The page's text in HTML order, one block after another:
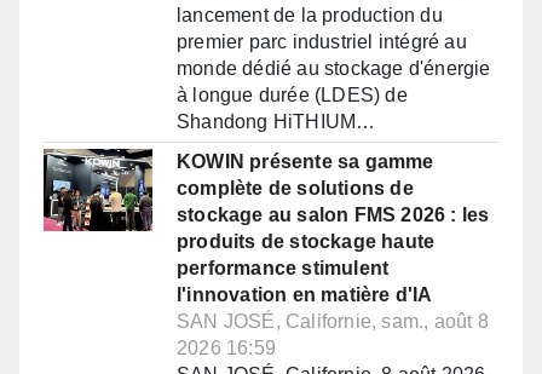
lancement de la production du
premier parc industriel intégré au
monde dédié au stockage d'énergie
à longue durée (LDES) de
Shandong HiTHIUM…
KOWIN présente sa gamme
complète de solutions de
stockage au salon FMS 2026 : les
produits de stockage haute
performance stimulent
l'innovation en matière d'IA
SAN JOSÉ, Californie, sam., août 8
2026 16:59